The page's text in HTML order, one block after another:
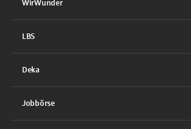
WirWunder
LBS
Deka
Jobbörse